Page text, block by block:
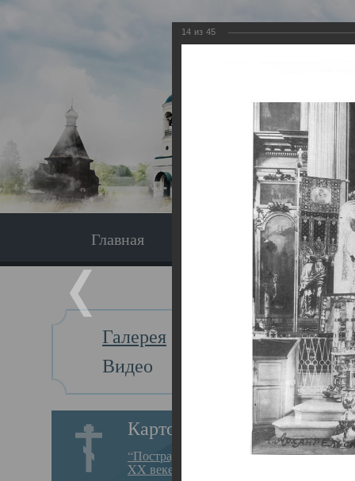
Главная Экскурсия
Галерея
Видео
Картотека
“Пострадавшие за веру в
XX веке на Севере”
Главная
14 из 45